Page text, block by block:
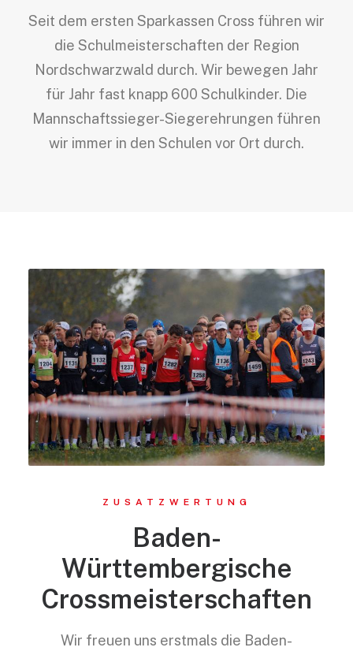
Seit dem ersten Sparkassen Cross führen wir
die Schulmeisterschaften der Region
Nordschwarzwald durch. Wir bewegen Jahr
für Jahr fast knapp 600 Schulkinder. Die
Mannschaftssieger-Siegerehrungen führen
wir immer in den Schulen vor Ort durch.
ZUSATZWERTUNG
Baden-
Württembergische
Crossmeisterschaften
Wir freuen uns erstmals die Baden-